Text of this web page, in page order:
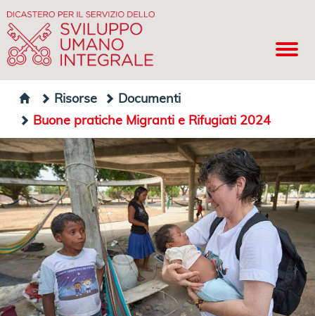
Risorse
Documenti
Buone pratiche Migranti e Rifugiati 2024